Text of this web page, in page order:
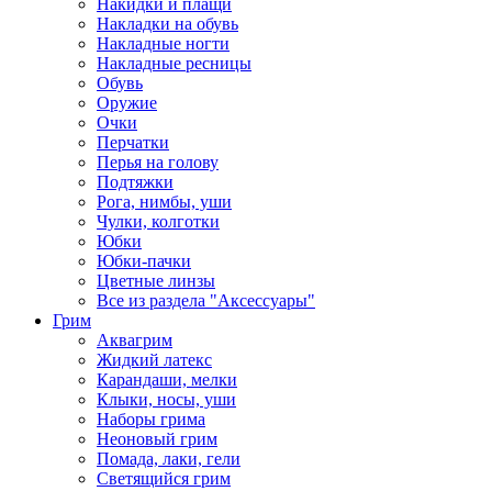
Накидки и плащи
Накладки на обувь
Накладные ногти
Накладные ресницы
Обувь
Оружие
Очки
Перчатки
Перья на голову
Подтяжки
Рога, нимбы, уши
Чулки, колготки
Юбки
Юбки-пачки
Цветные линзы
Все из раздела "Аксессуары"
Грим
Аквагрим
Жидкий латекс
Карандаши, мелки
Клыки, носы, уши
Наборы грима
Неоновый грим
Помада, лаки, гели
Светящийся грим